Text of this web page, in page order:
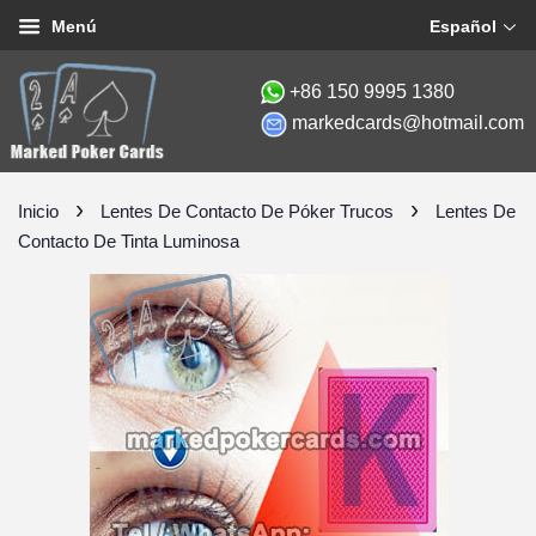
+86 150 9995 1380
markedcards@hotmail.com
Menú Español
Inicio › Lentes De Contacto De Póker Trucos ›
Lentes De
Contacto De Tinta Luminosa